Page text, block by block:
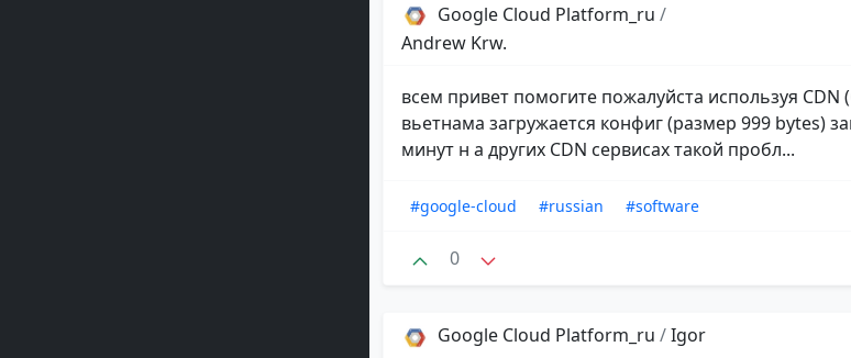
Google Cloud Platform_ru /
Andrew Krw.
всем привет помогите пожалуйста используя CDN
вьетнама загружается конфиг (размер 999 bytes)
минут н а других CDN сервисах такой пробл...
#google-cloud #russian #software
0
Google Cloud Platform_ru /Igor